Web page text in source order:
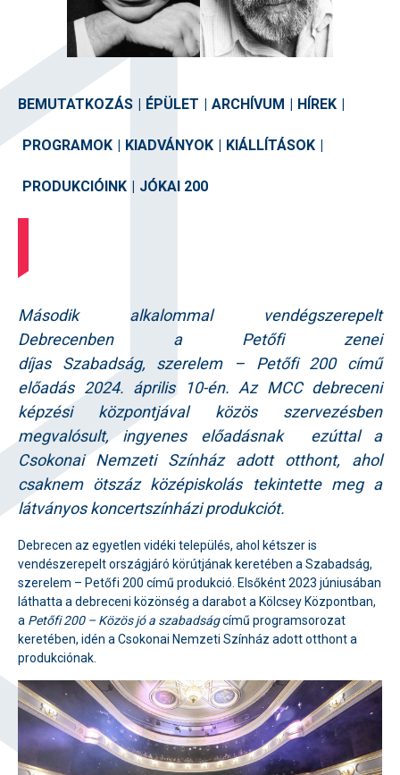
BEMUTATKOZÁS | ÉPÜLET | ARCHÍVUM | HÍREK |
PROGRAMOK | KIADVÁNYOK | KIÁLLÍTÁSOK |
PRODUKCIÓINK | JÓKAI 200
Második alkalommal vendégszerepelt
Debrecenben a Petőfi zenei
díjas Szabadság, szerelem – Petőfi 200 című
előadás 2024. április 10-én. Az MCC debreceni
képzési központjával közös szervezésben
megvalósult, ingyenes előadásnak ezúttal a
Csokonai Nemzeti Színház adott otthont, ahol
csaknem ötszáz középiskolás tekintette meg a
látványos koncertszínházi produkciót.
Debrecen az egyetlen vidéki település, ahol kétszer is
vendészerepelt országjáró körútjának keretében a Szabadság,
szerelem – Petőfi 200 című produkció. Elsőként 2023 júniusában
láthatta a debreceni közönség a darabot a Kölcsey Központban,
a Petőfi 200 – Közös jó a szabadságcímű programsorozat
keretében, idén a Csokonai Nemzeti Színház adott otthont a
produkciónak.